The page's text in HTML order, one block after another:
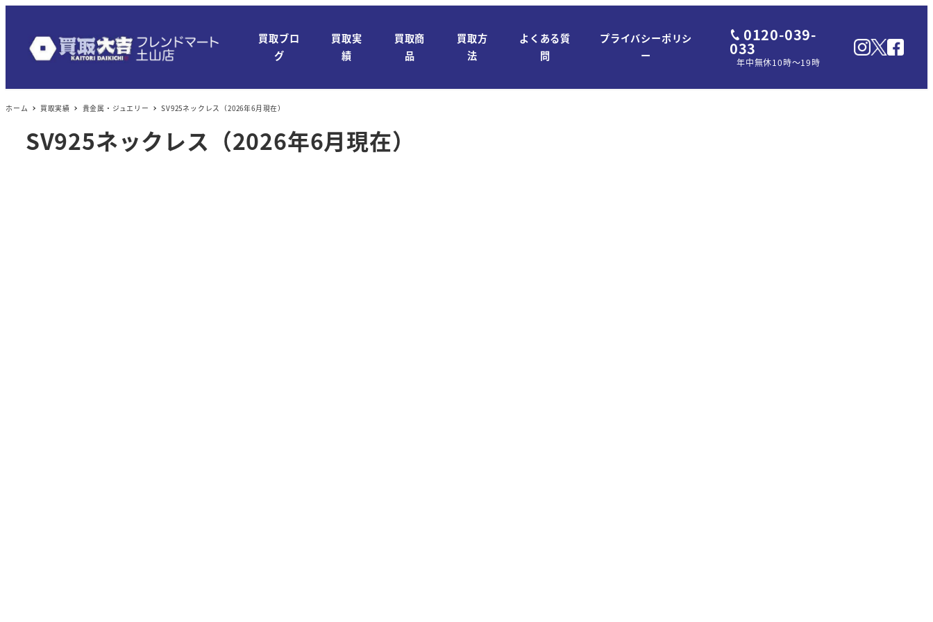
ン
テ
買取ブロ
グ
買取実
績
買取商
品
買取方
法
よくある質
問
プライバシーポリシ
ー
0120-039-
033
年中無休10時～19時
ホーム 買取実績 貴金属・ジュエリー SV925ネックレス（2026年6月現在）
SV925ネックレス（2026年6月現在）